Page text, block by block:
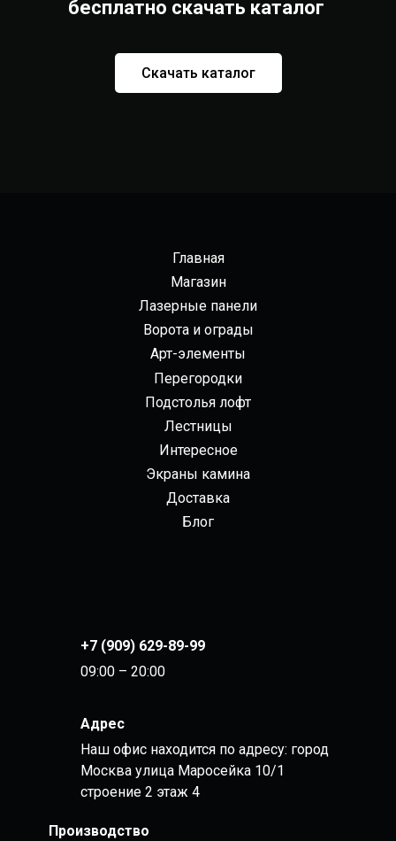
бесплатно скачать каталог
Скачать каталог
Главная
Магазин
Лазерные панели
Ворота и ограды
Арт-элементы
Перегородки
Подстолья лофт
Лестницы
Интересное
Экраны камина
Доставка
Блог
+7 (909) 629-89-99
09:00 – 20:00
Адрес
Наш офис находится по адресу: город
Москва улица Маросейка 10/1
строение 2 этаж 4
Производство